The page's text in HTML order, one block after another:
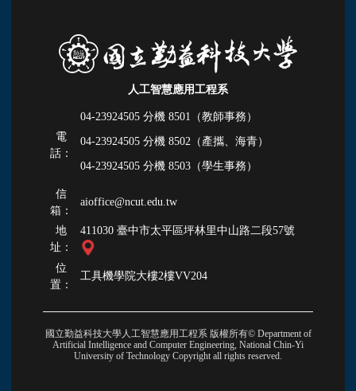
人工智慧應用工程系
電
話：
04-23924505 分機 8501（教師事務）
04-23924505 分機 8502（產攜、海青）
04-23924505 分機 8503（學生事務）
信
箱：
aioffice@ncut.edu.tw
地
址：
411030 臺中市太平區坪林里中山路二段57號
位
置：
工具機學院大樓2樓VV204
國立勤益科技大學人工智慧應用工程系 版權所有© Department of
Artificial Intelligence and Computer Engineering, National Chin-Yi
University of Technology Copyright all rights reserved.